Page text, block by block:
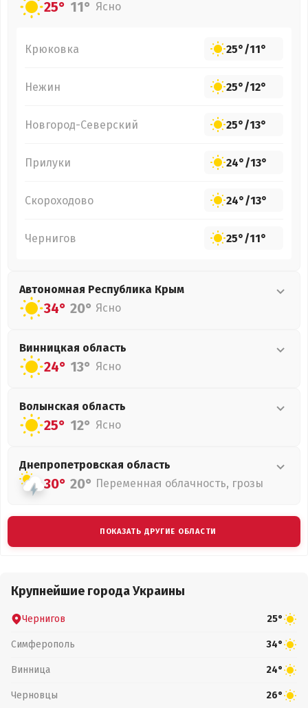
25° 11° Ясно
Крюковка 25°/11°
Нежин 25°/12°
Новгород-Северский 25°/13°
Прилуки 24°/13°
Скороходово 24°/13°
Чернигов 25°/11°
Автономная Республика Крым
34° 20° Ясно
Винницкая область
24° 13° Ясно
Волынская область
25° 12° Ясно
Днепропетровская область
30° 20° Переменная облачность, грозы
ПОКАЗАТЬ ДРУГИЕ ОБЛАСТИ
Крупнейшие города Украины
Чернигов 25°
Симферополь 34°
Винница 24°
Черновцы 26°